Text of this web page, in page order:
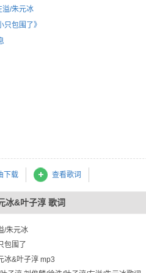
溢/朱元冰
只包围了》
下载 查看歌词
冰&叶子淳 歌词
/朱元冰
包围了
冰&叶子淳 mp3